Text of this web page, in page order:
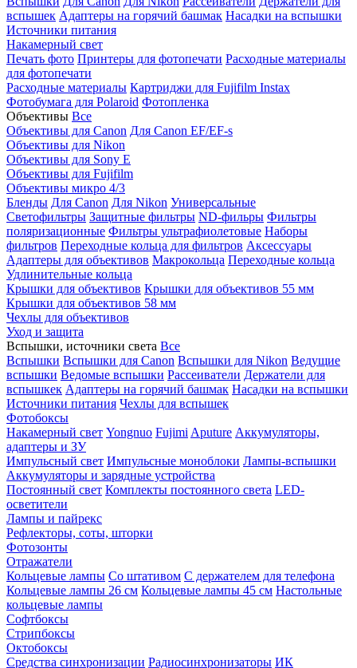
вспышек Адаптеры на горячий башмак Насадки на вспышки
Источники питания
Накамерный свет
Печать фото Принтеры для фотопечати Расходные материалы
для фотопечати
Расходные материалы Картриджи для Fujifilm Instax
Фотобумага для Polaroid Фотопленка
Объективы Все
Объективы для Canon Для Canon EF/EF-s
Объективы для Nikon
Объективы для Sony E
Объективы для Fujifilm
Объективы микро 4/3
Бленды Для Canon Для Nikon Универсальные
Светофильтры Защитные фильтры ND-фильры Фильтры
поляризационные Фильтры ультрафиолетовые Наборы
фильтров Переходные кольца для фильтров Аксессуары
Адаптеры для объективов Макрокольца Переходные кольца
Удлинительные кольца
Крышки для объективов Крышки для объективов 55 мм
Крышки для объективов 58 мм
Чехлы для объективов
Уход и защита
Вспышки, источники света Все
Вспышки Вспышки для Canon Вспышки для Nikon Ведущие
вспышки Ведомые вспышки Рассеиватели Держатели для
вспышкек Адаптеры на горячий башмак Насадки на вспышки
Источники питания Чехлы для вспышек
Фотобоксы
Накамерный свет Yongnuo Fujimi Aputure Аккумуляторы,
адаптеры и ЗУ
Импульсный свет Импульсные моноблоки Лампы-вспышки
Аккумуляторы и зарядные устройства
Постоянный свет Комплекты постоянного света LED-
осветители
Лампы и пайрекс
Рефлекторы, соты, шторки
Фотозонты
Отражатели
Кольцевые лампы Со штативом С держателем для телефона
Кольцевые лампы 26 см Кольцевые лампы 45 см Настольные
кольцевые лампы
Софтбоксы
Стрипбоксы
Октобоксы
Средства синхронизации Радиосинхронизаторы ИК